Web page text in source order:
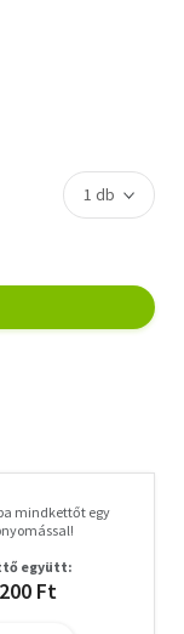
mindkettőt egy
együtt:
Ft